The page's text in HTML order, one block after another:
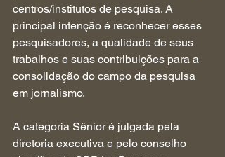
centros/institutos de pesquisa. A
principal intenção é reconhecer esses
pesquisadores, a qualidade de seus
trabalhos e suas contribuições para a
consolidação do campo da pesquisa
em jornalismo.
A categoria Sênior é julgada pela
diretoria executiva e pelo conselho